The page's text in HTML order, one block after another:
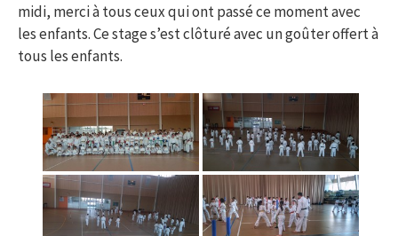
midi, merci à tous ceux qui ont passé ce moment avec
les enfants. Ce stage s’est clôturé avec un goûter offert à
tous les enfants.